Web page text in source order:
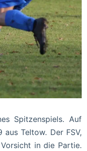
Spitzenspiels. Auf
Teltow. Der FSV,
in die Partie.